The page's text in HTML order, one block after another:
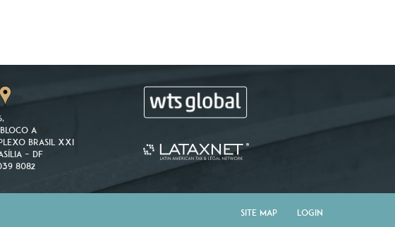
A
Brasil XXI
– DF
8082
Site Map Login